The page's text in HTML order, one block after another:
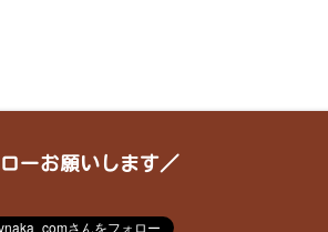
ーお願いします／